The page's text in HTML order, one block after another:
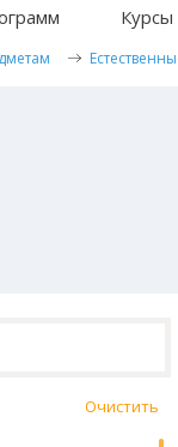
Курсы
Очистить